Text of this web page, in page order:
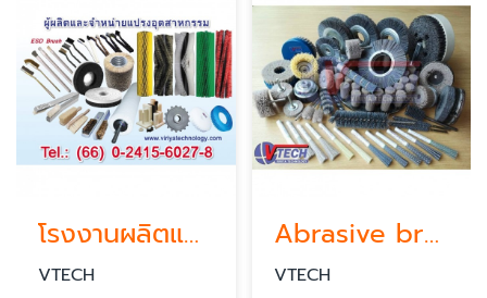
โรงงานผลิตแปรงอุตสาหกรรมชลบุรี
VTECH
Abrasive brush แปรงอุตสาหกรรม
VTECH